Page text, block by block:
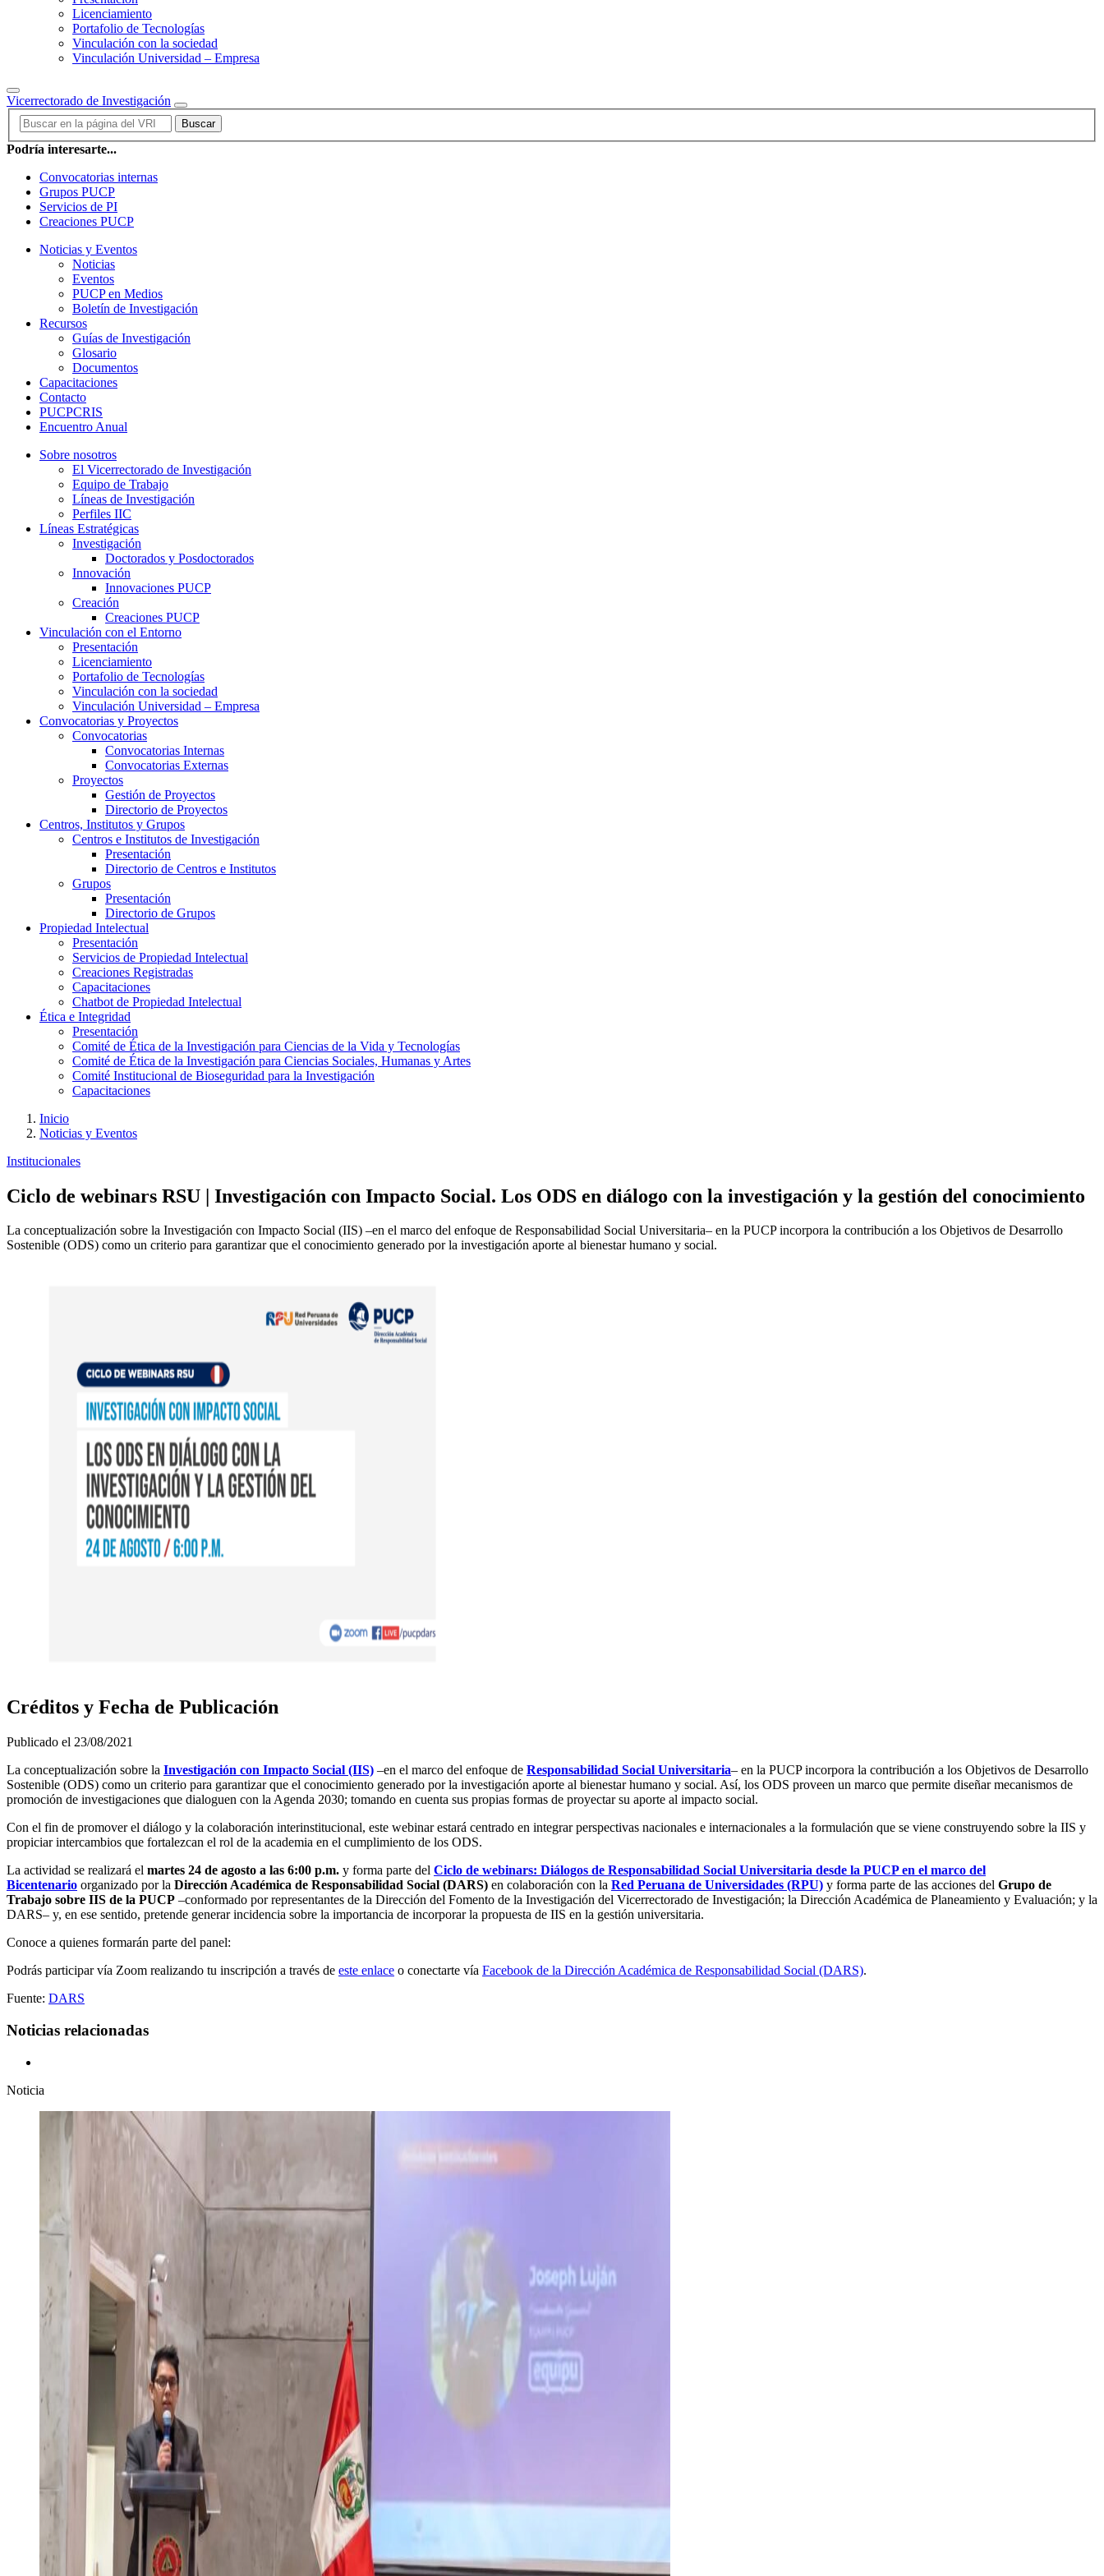
Licenciamiento
Portafolio de Tecnologías
Vinculación con la sociedad
Vinculación Universidad – Empresa
Vicerrectorado de Investigación
Buscar
Podría interesarte...
Convocatorias internas
Grupos PUCP
Servicios de PI
Creaciones PUCP
Noticias y Eventos
Noticias
Eventos
PUCP en Medios
Boletín de Investigación
Recursos
Guías de Investigación
Glosario
Documentos
Capacitaciones
Contacto
PUCPCRIS
Encuentro Anual
Sobre nosotros
El Vicerrectorado de Investigación
Equipo de Trabajo
Líneas de Investigación
Perfiles IIC
Líneas Estratégicas
Investigación
Doctorados y Posdoctorados
Innovación
Innovaciones PUCP
Creación
Creaciones PUCP
Vinculación con el Entorno
Presentación
Licenciamiento
Portafolio de Tecnologías
Vinculación con la sociedad
Vinculación Universidad – Empresa
Convocatorias y Proyectos
Convocatorias
Convocatorias Internas
Convocatorias Externas
Proyectos
Gestión de Proyectos
Directorio de Proyectos
Centros, Institutos y Grupos
Centros e Institutos de Investigación
Presentación
Directorio de Centros e Institutos
Grupos
Presentación
Directorio de Grupos
Propiedad Intelectual
Presentación
Servicios de Propiedad Intelectual
Creaciones Registradas
Capacitaciones
Chatbot de Propiedad Intelectual
Ética e Integridad
Presentación
Comité de Ética de la Investigación para Ciencias de la Vida y Tecnologías
Comité de Ética de la Investigación para Ciencias Sociales, Humanas y Artes
Comité Institucional de Bioseguridad para la Investigación
Capacitaciones
Inicio
Noticias y Eventos
Institucionales
Ciclo de webinars RSU | Investigación con Impacto Social. Los ODS en diálogo con la investigación y la gestión del conocimiento
La conceptualización sobre la Investigación con Impacto Social (IIS) –en el marco del enfoque de Responsabilidad Social Universitaria– en la PUCP incorpora la contribución a los Objetivos de Desarrollo
Sostenible (ODS) como un criterio para garantizar que el conocimiento generado por la investigación aporte al bienestar humano y social.
Créditos y Fecha de Publicación
Publicado el 23/08/2021
La conceptualización sobre la Investigación con Impacto Social (IIS) –en el marco del enfoque de Responsabilidad Social Universitaria– en la PUCP incorpora la contribución a los Objetivos de Desarrollo
Sostenible (ODS) como un criterio para garantizar que el conocimiento generado por la investigación aporte al bienestar humano y social. Así, los ODS proveen un marco que permite diseñar mecanismos de
promoción de investigaciones que dialoguen con la Agenda 2030; tomando en cuenta sus propias formas de proyectar su aporte al impacto social.
Con el fin de promover el diálogo y la colaboración interinstitucional, este webinar estará centrado en integrar perspectivas nacionales e internacionales a la formulación que se viene construyendo sobre la IIS y
propiciar intercambios que fortalezcan el rol de la academia en el cumplimiento de los ODS.
La actividad se realizará el martes 24 de agosto a las 6:00 p.m. y forma parte del Ciclo de webinars: Diálogos de Responsabilidad Social Universitaria desde la PUCP en el marco del
Bicentenario organizado por la Dirección Académica de Responsabilidad Social (DARS) en colaboración con la Red Peruana de Universidades (RPU) y forma parte de las acciones del Grupo de
Trabajo sobre IIS de la PUCP –conformado por representantes de la Dirección del Fomento de la Investigación del Vicerrectorado de Investigación; la Dirección Académica de Planeamiento y Evaluación; y la
DARS– y, en ese sentido, pretende generar incidencia sobre la importancia de incorporar la propuesta de IIS en la gestión universitaria.
Conoce a quienes formarán parte del panel:
Podrás participar vía Zoom realizando tu inscripción a través de este enlace o conectarte vía Facebook de la Dirección Académica de Responsabilidad Social (DARS).
Fuente: DARS
Noticias relacionadas
Noticia